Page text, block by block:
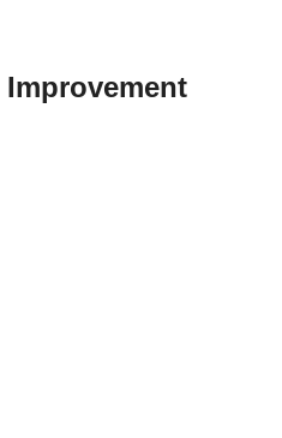
Improvement